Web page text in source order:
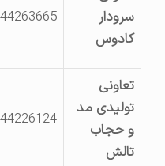
سرودار
کادوس
1344263665
تعاونی
تولیدی مد
و حجاب
تالش
1344226124